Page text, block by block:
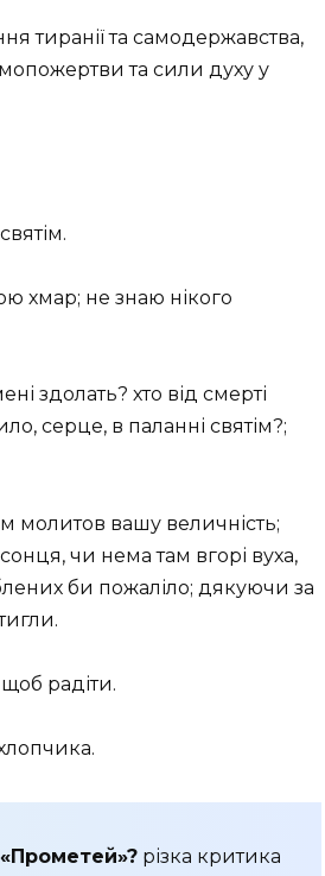
тиранії та самодержавства,
та сили духу у
хмар; не знаю нікого
здолать? хто від смерті
серце, в паланні святім?;
молитов вашу величність;
чи нема там вгорі вуха,
би пожаліло; дякуючи за
радіти.
різка критика